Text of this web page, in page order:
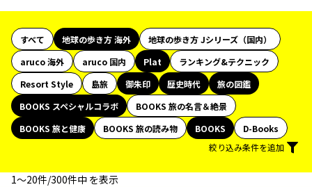
すべて 地球の歩き方 海外
地球の歩き方 Jシリーズ（国内）
aruco 海外
aruco 国内 Plat
ランキング&テクニック
Resort Style
島旅 御朱印 歴史時代
旅の図鑑
BOOKS スペシャルコラボ
BOOKS 旅の名言＆絶景
BOOKS 旅と健康
BOOKS 旅の読み物 BOOKS
D-Books
絞り込み条件を追加
1〜20件/300件中 を表示